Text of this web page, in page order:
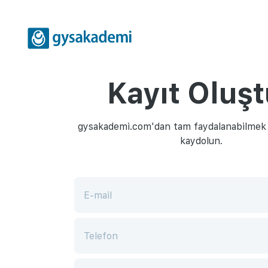
Kayıt
gysakademi.com'dan tam
kaydolun.